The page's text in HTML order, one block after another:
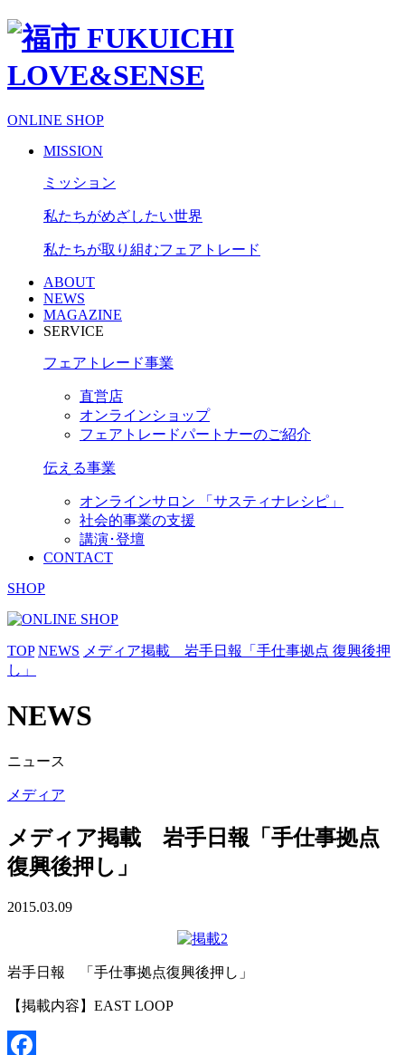
ONLINE SHOP
MISSION
ミッション
私たちがめざしたい世界
私たちが取り組むフェアトレード
ABOUT
NEWS
MAGAZINE
SERVICE
フェアトレード事業
直営店
オンラインショップ
フェアトレードパートナーのご紹介
伝える事業
オンラインサロン 「サスティナレシピ」
社会的事業の支援
講演･登壇
CONTACT
SHOP
TOP NEWS メディア掲載 岩手日報「手仕事拠点 復興後押
し」
NEWS
ニュース
メディア
メディア掲載 岩手日報「手仕事拠点
復興後押し」
2015.03.09
岩手日報 「手仕事拠点復興後押し」
【掲載内容】EAST LOOP